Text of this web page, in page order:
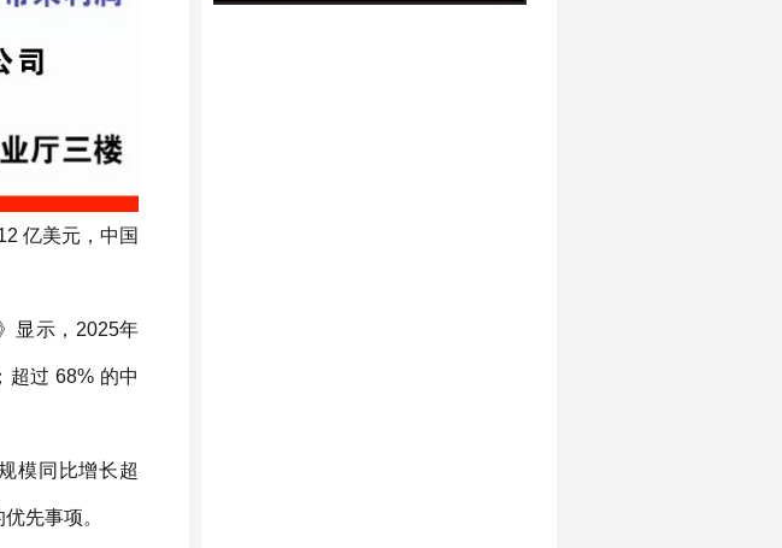
亿美元，中国
显示，2025年
超过 68% 的中
模同比增长超
先事项。